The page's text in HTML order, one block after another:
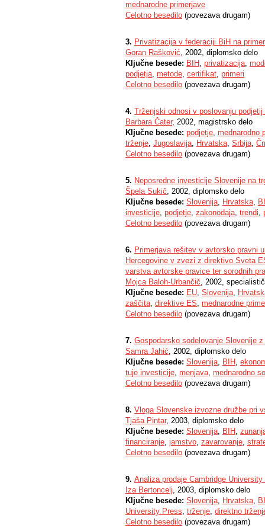
mednarodne primerjave
Celotno besedilo (povezava drugam)
3. Privatizacija v federaciji BiH na
Goran Rašković, 2002, diplomsko delo
Ključne besede: BIH , privatizacija,
podjetja, metode, certifikat, primeri
Celotno besedilo (povezava drugam)
4. Trženjski odnosi v poslovanju
Barbara Čater, 2002, magistrsko delo
Ključne besede: podjetje, mednarodno
trženje, Jugoslavija, Hrvatska, Srbija,
Celotno besedilo (povezava drugam)
5. Neposredne investicije Slovenije na
Špela Sukič, 2002, diplomsko delo
Ključne besede: Slovenija, Hrvatska,
investicije, podjetje, zakonodaja, trendi,
Celotno besedilo (povezava drugam)
6. Primerjava rešitev v avtorsko pravni
Hercegovine v zvezi z direktivo Sveta
varstva avtorske pravice ter sorodnih
Mojca Baloh-Urbančič, 2002,
Ključne besede: EU, Slovenija,
zaščita, direktive ES, mednarodne
Celotno besedilo (povezava drugam)
7. Gospodarsko sodelovanje Slovenije
Samra Jahić, 2002, diplomsko delo
Ključne besede: Slovenija, BIH ,
tuje investicije, menjava, mednarodno
Celotno besedilo (povezava drugam)
8. Vloga Slovenske izvozne družbe pri
Tjaša Pintar, 2003, diplomsko delo
Ključne besede: Slovenija, BIH ,
financiranje, jamstvo, zavarovanje,
Celotno besedilo (povezava drugam)
9. Analiza prodaje Cambridge
Iza Bertoncelj, 2003, diplomsko delo
Ključne besede: Slovenija, Hrvatska,
University Press, trženje, direktno
Celotno besedilo (povezava drugam)